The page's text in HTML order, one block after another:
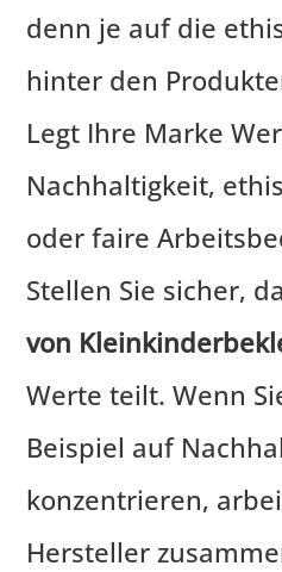
denn je auf die
hinter den
Legt Ihre Marke
Nachhaltigkeit,
oder faire
Stellen Sie sicher,
von
Werte teilt. Wenn
Beispiel auf
konzentrieren,
Hersteller